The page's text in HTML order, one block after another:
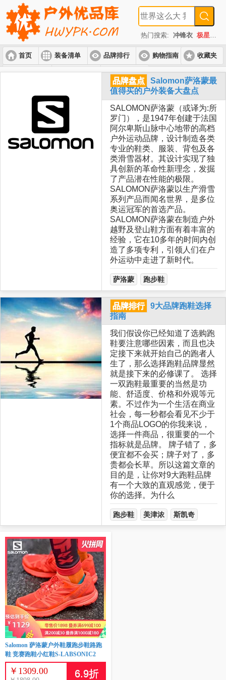
热门搜索: 冲锋衣 极星
首页 装备清单 品牌排行 购物指南
入门套装 进阶套装 高端套装
收藏夹
品牌盘点
Salomon萨洛蒙最
值得买的户外装备大盘点
SALOMON萨洛蒙（或译为:所
罗门），是1947年创建于法国
阿尔卑斯山脉中心地带的高档
户外运动品牌，设计制造各类
专业的鞋类、服装、背包及各
类滑雪器材。其设计实现了独
具创新的革命性新理念，发掘
了产品潜在性能的极限。
SALOMON萨洛蒙以生产滑雪
系列产品而闻名世界，是多位
奥运冠军的首选产品。
SALOMON萨洛蒙在制造户外
越野及登山鞋方面有着丰富的
经验，它在10多年的时间内创
造了多项专利，引领人们在户
外运动中走进了新时代。
萨洛蒙 跑步鞋
品牌排行
9大品牌跑鞋选择
指南
我们假设你已经知道了选购跑
鞋要注意哪些因素，而且也决
定接下来就开始自己的跑者人
生了，那么选择跑鞋品牌显然
就是接下来的必修课了。 选择
一双跑鞋最重要的当然是功
能、舒适度、价格和外观等元
素。不过作为一个生活在商业
社会，每一秒都会看见不少于
1个商品LOGO的你我来说，
选择一件商品，很重要的一个
指标就是品牌。 牌子错了，多
便宜都不会买；牌子对了，多
贵都会长草。所以这篇文章的
目的是，让你对9大跑鞋品牌
有一个大致的直观感觉，便于
你的选择。为什么
跑步鞋 美津浓 斯凯奇
Salomon 萨洛蒙户外鞋履跑步鞋路跑
鞋 竞赛跑鞋小红鞋S-LABSONIC2
￥ 1309.00 6.9折